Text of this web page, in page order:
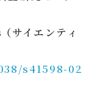
イエンティ
s41598-02